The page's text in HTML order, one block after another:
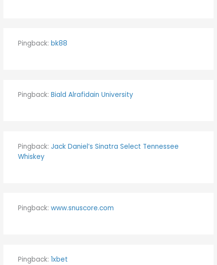
Pingback: bk88
Pingback: Biald Alrafidain University
Pingback: Jack Daniel’s Sinatra Select Tennessee
Whiskey
Pingback: www.snuscore.com
Pingback: 1xbet